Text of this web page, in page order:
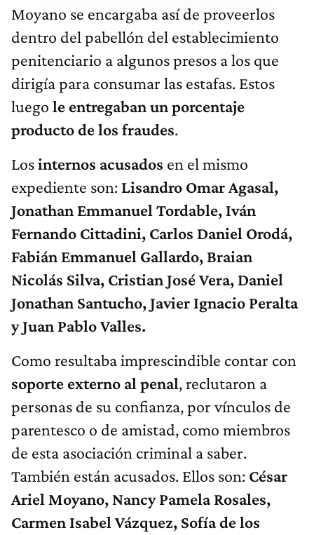
Moyano se encargaba así de proveerlos
dentro del pabellón del establecimiento
penitenciario a algunos presos a los que
dirigía para consumar las estafas. Estos
luego le entregaban un porcentaje
producto de los fraudes.
Losinternos acusados en el mismo
expediente son: Lisandro Omar Agasal,
Jonathan Emmanuel Tordable, Iván
Fernando Cittadini, Carlos Daniel Orodá,
Fabián Emmanuel Gallardo, Braian
Nicolás Silva, Cristian José Vera, Daniel
Jonathan Santucho, Javier Ignacio Peralta
y Juan Pablo Valles.
Como resultaba imprescindible contar con
soporte externo al penal, reclutaron a
personas de su confianza, por vínculos de
parentesco o de amistad, como miembros
de esta asociación criminal a saber.
También están acusados. Ellos son: César
Ariel Moyano, Nancy Pamela Rosales,
Carmen Isabel Vázquez, Sofía de los